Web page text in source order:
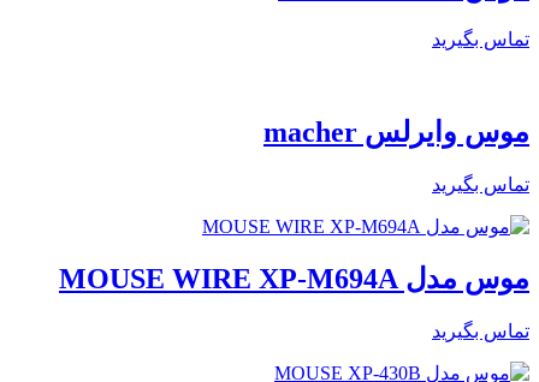
تماس بگیرید
موس وایرلس macher
تماس بگیرید
موس مدل MOUSE WIRE XP-M694A
تماس بگیرید